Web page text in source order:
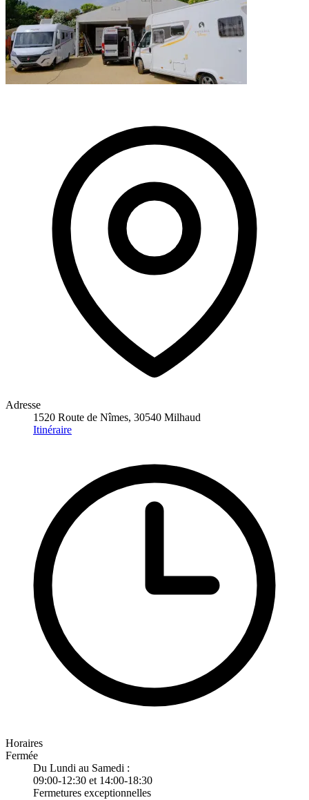
Leaflet
Adresse
1520 Route de Nîmes, 30540 Milhaud
Itinéraire
Horaires
Fermée
Du Lundi au Samedi :
09:00-12:30 et 14:00-18:30
Fermetures exceptionnelles